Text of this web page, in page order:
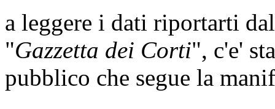
a leggere i dati riportarti
"Gazzetta dei Corti", c'e'
pubblico che segue la